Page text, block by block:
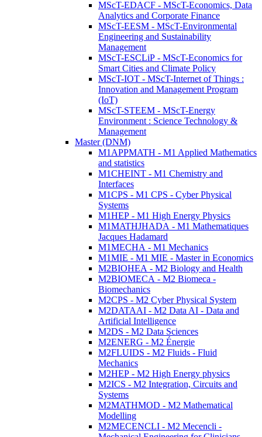
MScT-EDACF - MScT-Economics, Data
Analytics and Corporate Finance
MScT-EESM - MScT-Environmental
Engineering and Sustainability
Management
MScT-ESCLiP - MScT-Economics for
Smart Cities and Climate Policy
MScT-IOT - MScT-Internet of Things :
Innovation and Management Program
(IoT)
MScT-STEEM - MScT-Energy
Environment : Science Technology &
Management
Master (DNM)
M1APPMATH - M1 Applied Mathematics
and statistics
M1CHEINT - M1 Chemistry and
Interfaces
M1CPS - M1 CPS - Cyber Physical
Systems
M1HEP - M1 High Energy Physics
M1MATHJHADA - M1 Mathematiques
Jacques Hadamard
M1MECHA - M1 Mechanics
M1MIE - M1 MIE - Master in Economics
M2BIOHEA - M2 Biology and Health
M2BIOMECA - M2 Biomeca -
Biomechanics
M2CPS - M2 Cyber Physical System
M2DATAAI - M2 Data AI - Data and
Artificial Intelligence
M2DS - M2 Data Sciences
M2ENERG - M2 Énergie
M2FLUIDS - M2 Fluids - Fluid
Mechanics
M2HEP - M2 High Energy physics
M2ICS - M2 Integration, Circuits and
Systems
M2MATHMOD - M2 Mathematical
Modelling
M2MECENCLI - M2 Mecencli -